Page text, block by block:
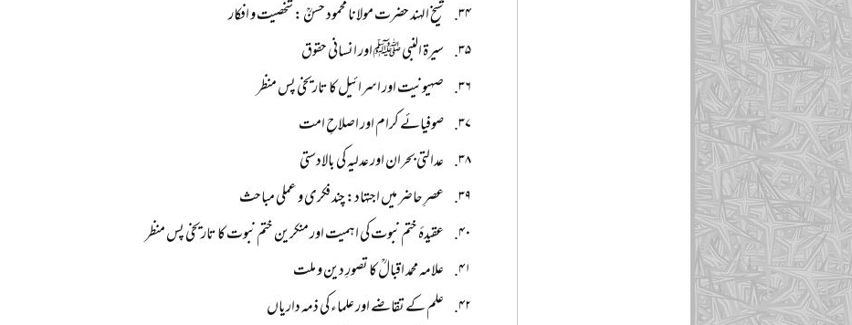
شیخ الہند حضرت مولانا محمود حسنؒ : شخصیت و افکار
سیرۃ النبی ﷺ اور انسانی حقوق
صہیونیت اور اسرائیل کا تاریخی پس منظر
صوفیائے کرام اور اصلاحِ امت
عدالتی بحران اور عدلیہ کی بالادستی
عصرِ حاضر میں اجتہاد: چند فکری و عملی مباحث
عقیدۂ ختم نبوت کی اہمیت اور منکرین ختم نبوت کا تاریخی پس منظر
علامہ محمد اقبالؒ کا تصورِ دین و ملت
علم کے تقاضے اور علماء کی ذمہ داریاں